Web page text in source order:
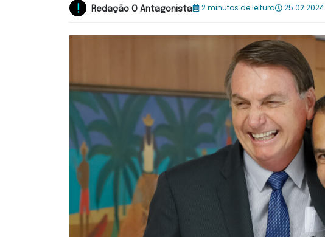
Redação O Antagonista 2 minutos de leitura 25.02.2024